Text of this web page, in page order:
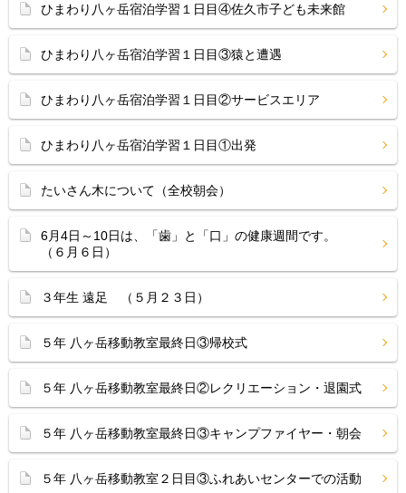
ひまわり八ヶ岳宿泊学習１日目④佐久市子ども未来館
ひまわり八ヶ岳宿泊学習１日目③猿と遭遇
ひまわり八ヶ岳宿泊学習１日目②サービスエリア
ひまわり八ヶ岳宿泊学習１日目①出発
たいさん木について（全校朝会）
6月4日～10日は、「歯」と「口」の健康週間です。
（６月６日）
３年生 遠足 （５月２３日）
５年 八ヶ岳移動教室最終日③帰校式
５年 八ヶ岳移動教室最終日②レクリエーション・退園式
５年 八ヶ岳移動教室最終日③キャンプファイヤー・朝会
５年 八ヶ岳移動教室２日目③ふれあいセンターでの活動